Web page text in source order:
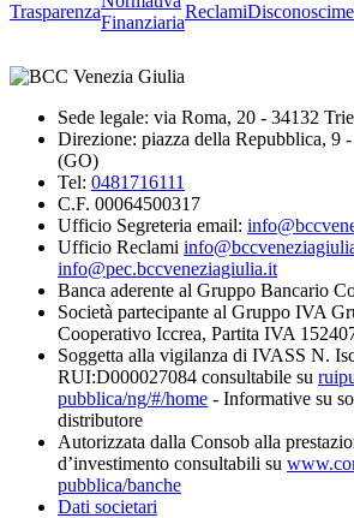
Trasparenza
Finanziaria
Reclami
Sede legale: via Roma, 20 - 34132
Direzione: piazza della Repubblica, 9
(GO)
Tel: 0481716111
C.F. 00064500317
Ufficio Segreteria email:
Ufficio Reclami
info@pec.bccveneziagiulia.it
Banca aderente al Gruppo Bancario
Società partecipante al Gruppo IVA
Cooperativo Iccrea, Partita IVA
Soggetta alla vigilanza di IVASS N.
RUI:D000027084 consultabile su
pubblica/ng/#/home - Informative su
distributore
Autorizzata dalla Consob alla
d’investimento consultabili su
pubblica/banche
Dati societari